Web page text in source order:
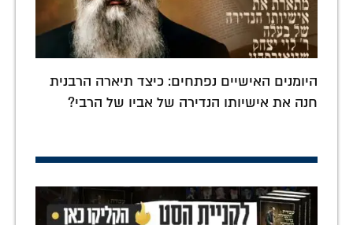
היומנים האישיים נפתחים: כיצד תיארה הרבנית
חנה את אישיותו הנדירה של אביו של הרבי?